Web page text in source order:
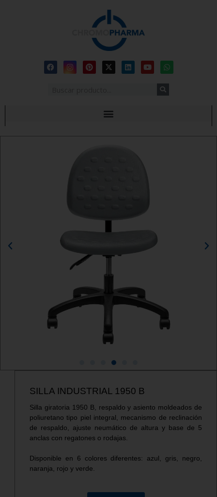
SILLA INDUSTRIAL 1950 B
Silla giratoria 1950 B, respaldo y asiento moldeados de
poliuretano tipo piel integral, mecanismo de reclinación
de respaldo, ajuste neumático de altura y base de 5
anclas con regatones o rodajas.
Disponible en 6 colores diferentes: azul, gris, negro,
naranja, rojo y verde.